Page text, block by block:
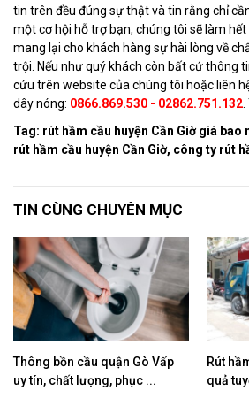
tin trên đều đúng sự thật và tin rằng chỉ
một cơ hội hỗ trợ bạn, chúng tôi sẽ làm
mang lại cho khách hàng sự hài lòng về
trội. Nếu như quý khách còn bất cứ thông
cứu trên website của chúng tôi hoặc liên
dây nóng: 0866.869.530 - 02862.751.132
Tag: rút hầm cầu huyện Cần Giờ giá bao
rút hầm cầu huyện Cần Giờ, công ty rút
TIN CÙNG CHUYÊN MỤC
Thông bồn cầu quận Gò Vấp
uy tín, chất lượng, phục ...
Rút
quả